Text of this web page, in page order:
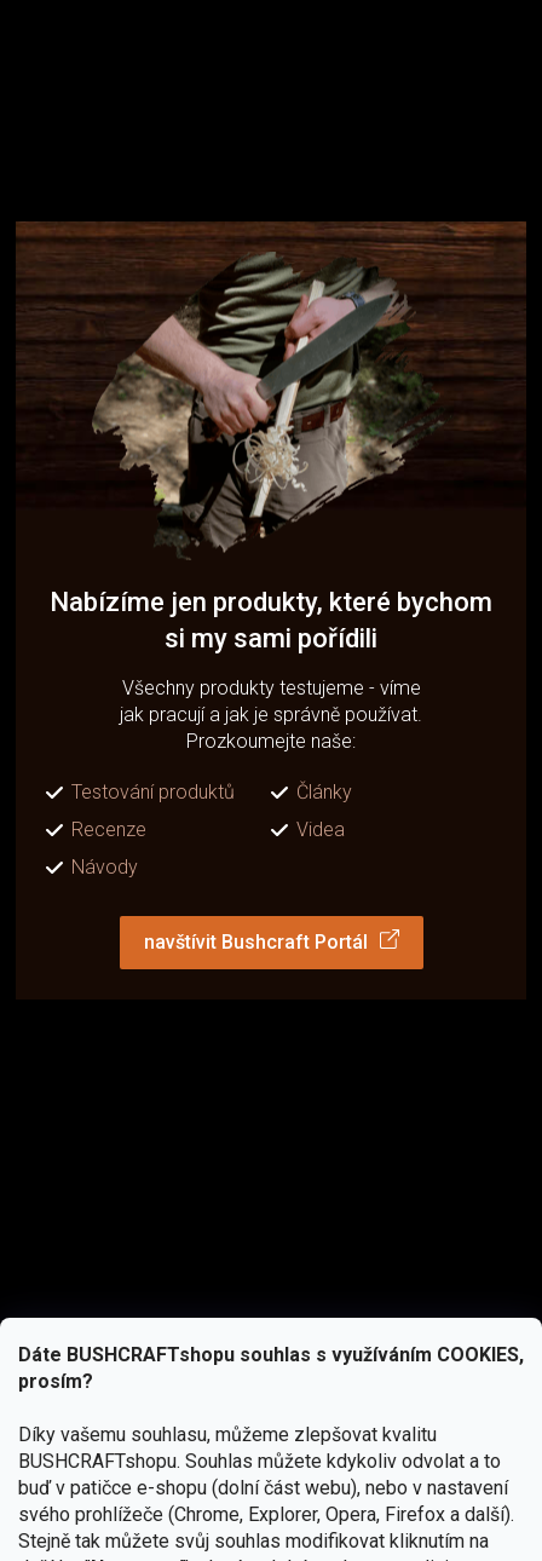
Dáte BUSHCRAFTshopu souhlas s využíváním COOKIES,
prosím?
Díky vašemu souhlasu, můžeme zlepšovat kvalitu
BUSHCRAFTshopu. Souhlas můžete kdykoliv odvolat a to
buď v patičce e-shopu (dolní část webu), nebo v nastavení
svého prohlížeče (Chrome, Explorer, Opera, Firefox a další).
Stejně tak můžete svůj souhlas modifikovat kliknutím na
Nabízíme jen produkty, které bychom
si my sami pořídili
Všechny produkty testujeme - víme
jak pracují a jak je správně používat.
Prozkoumejte naše:
Testování produktů
Články
Recenze
Videa
Návody
navštívit Bushcraft Portál